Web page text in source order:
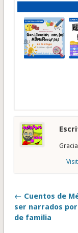
← Cuentos de
ser narrados
de familia